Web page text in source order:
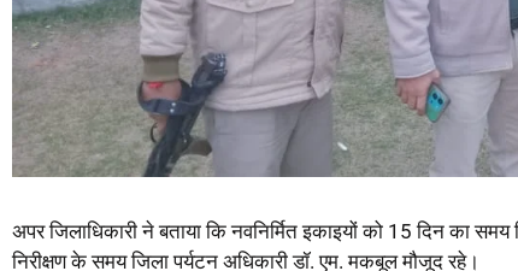
अपर जिलाधिकारी ने बताया कि नवनिर्मित इकाइयों को 15 दिन का
निरीक्षण के समय जिला पर्यटन अधिकारी डॉ. एम. मकबूल मौजूद रहे।